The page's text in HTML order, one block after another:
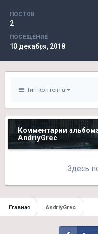
ПОСТОВ
2
ПОСЕЩЕНИЕ
10 декабря, 2018
Тип контента
Комментарии
AndriyGrec
Здесь
Главная AndriyGrec